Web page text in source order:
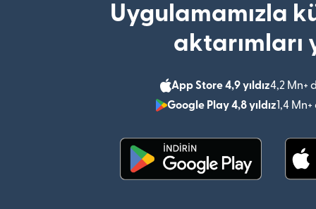
Uygulamamızla
aktarımları
App Store 4,9 yıldız4,2 Mn+
Google Play 4,8 yıldız1,4